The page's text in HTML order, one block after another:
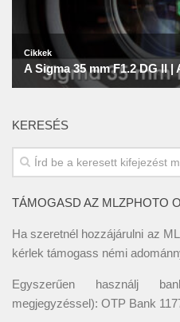
KERESÉS
TÁMOGASD AZ MLZPHOTO
Ha szeretnél hozzájárulni az
kérlek támogass némi
Egyszerűen használj
megjegyzéssel): OTP Bank